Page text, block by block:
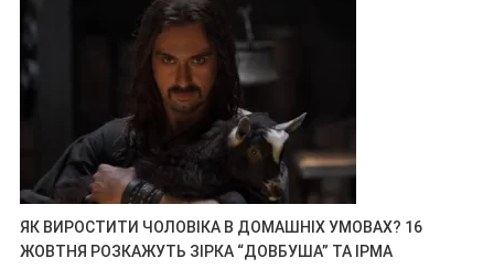
ЯК ВИРОСТИТИ ЧОЛОВІКА В ДОМАШНІХ УМОВАХ? 16
ЖОВТНЯ РОЗКАЖУТЬ ЗІРКА “ДОВБУША” ТА ІРМА